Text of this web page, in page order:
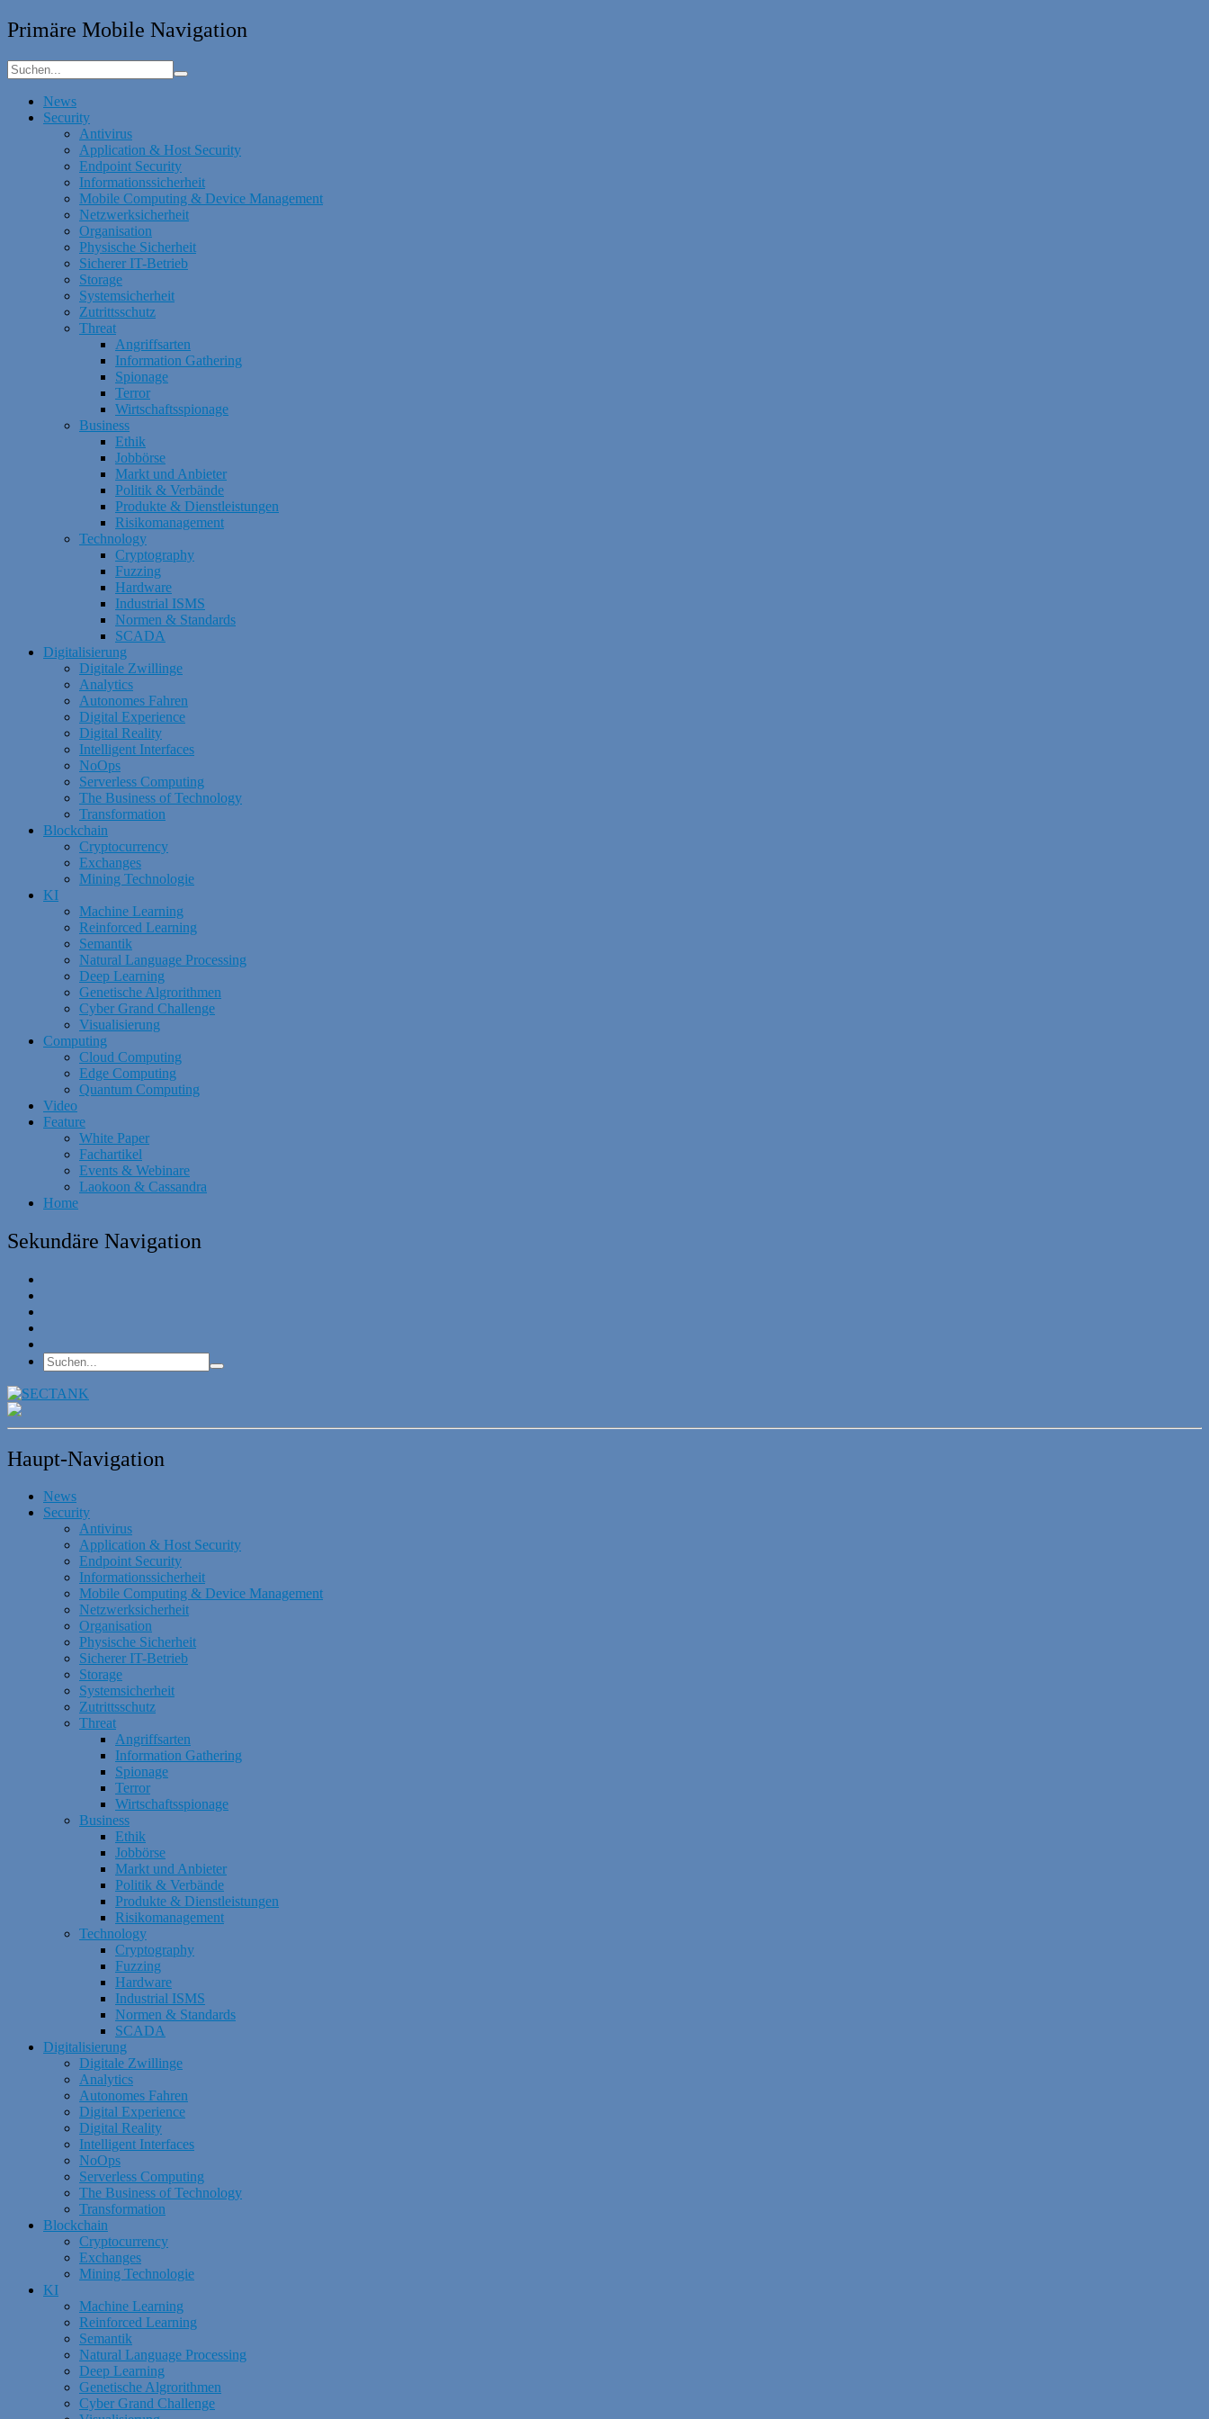
Primäre Mobile Navigation
News
Security
Antivirus
Application & Host Security
Endpoint Security
Informationssicherheit
Mobile Computing & Device Management
Netzwerksicherheit
Organisation
Physische Sicherheit
Sicherer IT-Betrieb
Storage
Systemsicherheit
Zutrittsschutz
Threat
Angriffsarten
Information Gathering
Spionage
Terror
Wirtschaftsspionage
Business
Ethik
Jobbörse
Markt und Anbieter
Politik & Verbände
Produkte & Dienstleistungen
Risikomanagement
Technology
Cryptography
Fuzzing
Hardware
Industrial ISMS
Normen & Standards
SCADA
Digitalisierung
Digitale Zwillinge
Analytics
Autonomes Fahren
Digital Experience
Digital Reality
Intelligent Interfaces
NoOps
Serverless Computing
The Business of Technology
Transformation
Blockchain
Cryptocurrency
Exchanges
Mining Technologie
KI
Machine Learning
Reinforced Learning
Semantik
Natural Language Processing
Deep Learning
Genetische Algrorithmen
Cyber Grand Challenge
Visualisierung
Computing
Cloud Computing
Edge Computing
Quantum Computing
Video
Feature
White Paper
Fachartikel
Events & Webinare
Laokoon & Cassandra
Home
Sekundäre Navigation
Haupt-Navigation
News
Security
Antivirus
Application & Host Security
Endpoint Security
Informationssicherheit
Mobile Computing & Device Management
Netzwerksicherheit
Organisation
Physische Sicherheit
Sicherer IT-Betrieb
Storage
Systemsicherheit
Zutrittsschutz
Threat
Angriffsarten
Information Gathering
Spionage
Terror
Wirtschaftsspionage
Business
Ethik
Jobbörse
Markt und Anbieter
Politik & Verbände
Produkte & Dienstleistungen
Risikomanagement
Technology
Cryptography
Fuzzing
Hardware
Industrial ISMS
Normen & Standards
SCADA
Digitalisierung
Digitale Zwillinge
Analytics
Autonomes Fahren
Digital Experience
Digital Reality
Intelligent Interfaces
NoOps
Serverless Computing
The Business of Technology
Transformation
Blockchain
Cryptocurrency
Exchanges
Mining Technologie
KI
Machine Learning
Reinforced Learning
Semantik
Natural Language Processing
Deep Learning
Genetische Algrorithmen
Cyber Grand Challenge